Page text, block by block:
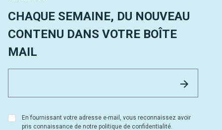
CHAQUE SEMAINE, DU NOUVEAU
CONTENU DANS VOTRE BOÎTE
MAIL
En fournissant votre adresse e-mail, vous reconnaissez avoir
pris connaissance de notre politique de confidentialité.